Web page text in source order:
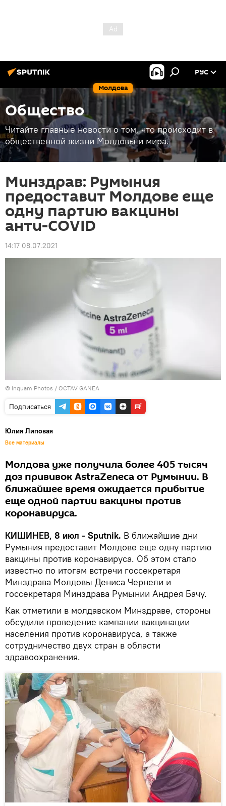
Молдова
РУС
Общество
Читайте главные новости о том, что происходит в
общественной жизни Молдовы и мира.
Минздрав: Румыния
предоставит Молдове еще
одну партию вакцины
анти-COVID
14:17 08.07.2021
© Inquam Photos / OCTAV GANEA
Подписаться
Юлия Липовая
Все материалы
Молдова уже получила более 405 тысяч
доз прививок AstraZeneca от Румынии. В
ближайшее время ожидается прибытие
еще одной партии вакцины против
коронавируса.
КИШИНЕВ, 8 июл - Sputnik. В ближайшие дни
Румыния предоставит Молдове еще одну партию
вакцины против коронавируса. Об этом стало
известно по итогам встречи госсекретаря
Минздрава Молдовы Дениса Чернели и
госсекретаря Минздрава Румынии Андрея Бачу.
Как отметили в молдавском Минздраве, стороны
обсудили проведение кампании вакцинации
населения против коронавируса, а также
сотрудничество двух стран в области
здравоохранения.